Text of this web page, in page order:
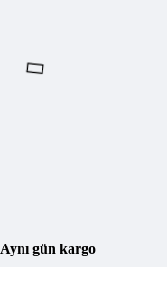
Aynı gün kargo